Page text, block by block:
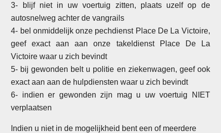
3- blijf niet in uw voertuig zitten, plaats uzelf op de
autosnelweg achter de vangrails
4- bel onmiddelijk onze pechdienst Place De La Victoire,
geef exact aan aan onze takeldienst Place De La
Victoire waar u zich bevindt
5- bij gewonden belt u politie en ziekenwagen, geef ook
exact aan aan de hulpdiensten waar u zich bevindt
6- indien er gewonden zijn mag u uw voertuig NIET
verplaatsen
Indien u niet in de mogelijkheid bent een of meerdere